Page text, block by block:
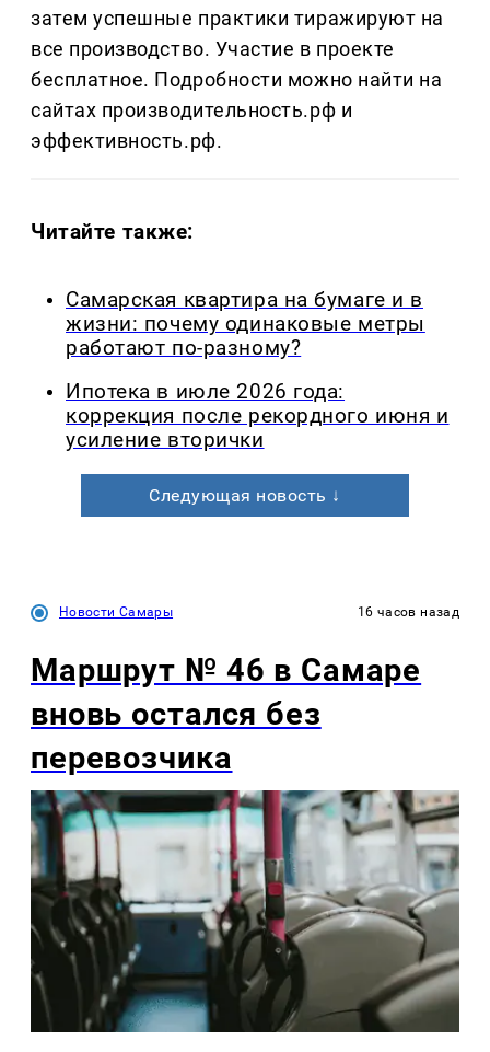
затем успешные практики тиражируют на
все производство. Участие в проекте
бесплатное. Подробности можно найти на
сайтах производительность.рф и
эффективность.рф.
Читайте также:
Самарская квартира на бумаге и в
жизни: почему одинаковые метры
работают по-разному?
Ипотека в июле 2026 года:
коррекция после рекордного июня и
усиление вторички
Следующая новость ↓
Новости Самары 16 часов назад
Маршрут № 46 в Самаре
вновь остался без
перевозчика